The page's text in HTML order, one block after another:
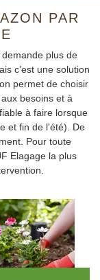
PAR
demande plus de
c’est une solution
permet de choisir
besoins et à
à faire lorsque
et fin de l'été). De
Pour toute
Elagage la plus